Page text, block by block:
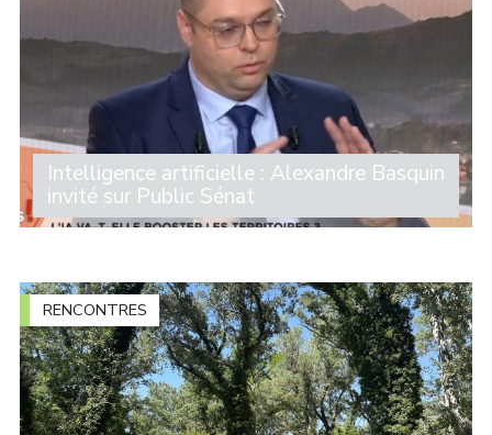
Intelligence artificielle : Alexandre Basquin
invité sur Public Sénat
L’IA est-elle un atout pour les territoires ? Y aura-t-il
Que peuvent faire les élus ? (...)
RENCONTRES